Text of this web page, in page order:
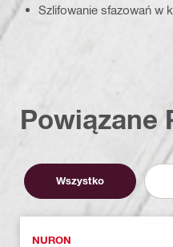
Szlifowanie sfazowań w
Powiązane
Wszystko
NURON